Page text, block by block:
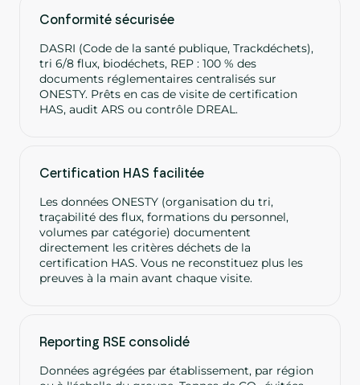
Conformité sécurisée
DASRI (Code de la santé publique, Trackdéchets),
tri 6/8 flux, biodéchets, REP : 100 % des
documents réglementaires centralisés sur
ONESTY. Prêts en cas de visite de certification
HAS, audit ARS ou contrôle DREAL.
Certification HAS facilitée
Les données ONESTY (organisation du tri,
traçabilité des flux, formations du personnel,
volumes par catégorie) documentent
directement les critères déchets de la
certification HAS. Vous ne reconstituez plus les
preuves à la main avant chaque visite.
Reporting RSE consolidé
Données agrégées par établissement, par région